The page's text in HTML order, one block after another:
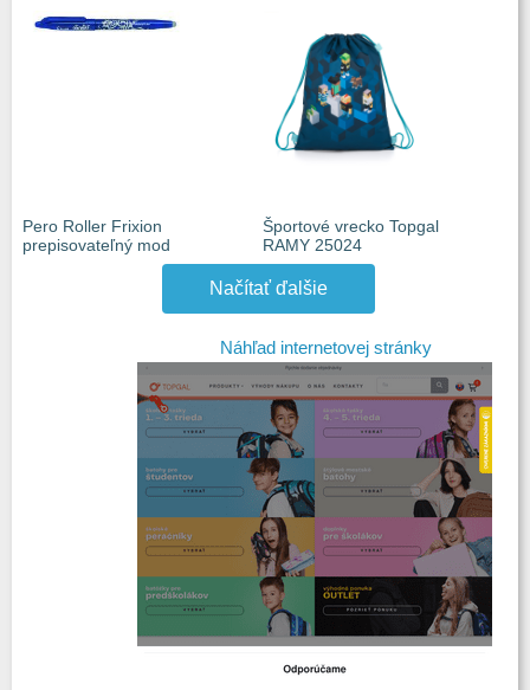
Pero Roller Frixion
prepisovateľný mod
Športové vrecko Topgal
RAMY 25024
Načítať ďalšie
Náhľad internetovej stránky